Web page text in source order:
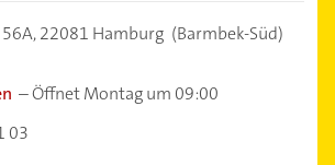
22081 Hamburg (Barmbek-Süd)
–Öffnet Montag um 09:00
03